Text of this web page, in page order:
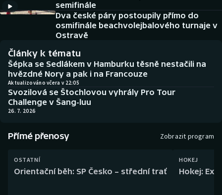
Americký fotbal
Baseball a softbal
Basketbal
Biatlon
Boby a skeleton
Box
Curling
NEPŘEHLÉDNĚTE
Historické návraty
Aplikace ČT sport
AZ kvíz
semifinále
Dva české páry postoupily přímo do
osmifinále beachvolejbalového turnaje v
Ostravě
Články k tématu
Šépka se Sedlákem v Hamburku těsně nestačili na
hvězdné Nory a pak i na Francouze
Aktualizováno včera v 22:05
Svozilová se Štochlovou vyhrály Pro Tour
Challenge v Šang-luu
26. 7. 2026
Přímé přenosy Zobrazit program
OSTATNÍ
Orientační běh: SP Česko – střední trať
HOKEJ
Hokej: